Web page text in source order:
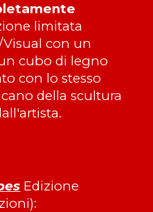
limitata
con un
cubo di legno
con lo stesso
della scultura
Edizione
: